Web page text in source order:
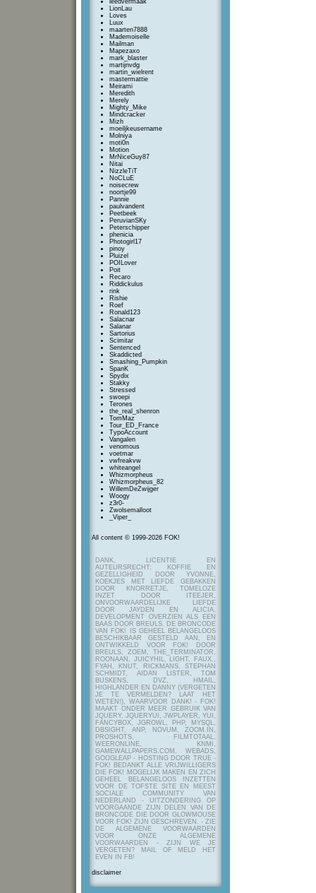
leedvermaak
LionLau
Loves
Luux
maarten7888
Mademoiselle
Mailman
Mapezaxo
mark_blaster
martijnvdg
martin_wielrent
mastermattie
Meirami
Meredith
Merely
Mighty_Mike
Mindcracker
Mizh
moeiljkeusername
Molniya
moti0n
Motion
MrNiceGuy87
Nitai
NizzleTiT
NoCLuE
noisecrew
noortje99
Pannie
paulvandent
Peetbeek
PeruvianSKy
Peterschipper
phenicia
Photogirl17
pinoy
Pluizel
POILover
Poit
Recaro
Riddickulus
rink
Rishie
Roef
Ronald123
Salacnar
Salanar
Sartorius
Scimitar
Sentenced
Skaddicted
Smashing_Pumpkin
SpanK
Spydix
Stakky
Stressed
swoepi
Terones
the_real_shenron
TomMaz
Tour_ED_France
TypoAccount
Vangalen
venomous
voetmar
vwfreakvw
whiteangel
Whizmorpheus
Whizmorpheus_82
WillemDeZwijger
Woogy
z3r0-
Zwolsemalloot
_Viper_
All content © 1999-2026 FOK!
DANK, LICENTIE EN
AUTEURSRECHT: KOFFIE EN
GEZELLIGHEID DOOR YVONNE,
KOEKJES MET LIEFDE GEBAKKEN
DOOR KNORRETJE, TOMELOZE
INZET DOOR ITEEJER,
ONVOORWAARDELIJKE LIEFDE
DOOR JAYDEN EN ALICIA,
DEVELOPMENT OVERZIEN ALS EEN
BAAS DOOR BREULS. DE BRONCODE
VAN FOK! IS GEHEEL BELANGELOOS
BESCHIKBAAR GESTELD AAN, EN
ONTWIKKELD VOOR FOK! DOOR
BREULS, ZOEM, THE_TERMINATOR,
ROONAAN, JUICYHIL, LIGHT, FAUX.,
FYAH, KNUT, RICKMANS, STEPHAN
SCHMIDT, AIDAN LISTER, TOM
BUSKENS, DVZ, HMAIL,
HIGHLANDER EN DANNY (VERGETEN
JE TE VERMELDEN? LAAT HET
WETEN!), WAARVOOR DANK! - FOK!
MAAKT ONDER MEER GEBRUIK VAN
JQUERY, JQUERYUI, JWPLAYER, YUI,
FANCYBOX, JGROWL, PHP, MYSQL,
DBSIGHT, ANP, NOVUM, ZOOM.IN,
PROSHOTS, FILMTOTAAL,
WEERONLINE, KNMI,
GAMEWALLPAPERS.COM, WEBADS,
GOOGLEAP - HOSTING DOOR TRUE -
FOK! BEDANKT ALLE VRIJWILLIGERS
DIE FOK! MOGELIJK MAKEN EN ZICH
GEHEEL BELANGELOOS INZETTEN
VOOR DE TOFSTE SITE EN MEEST
SOCIALE COMMUNITY VAN
NEDERLAND - UITZONDERING OP
VOORGAANDE ZIJN DELEN VAN DE
BRONCODE DIE DOOR GLOWMOUSE
VOOR FOK! ZIJN GESCHREVEN. - ZIE
DE ALGEMENE VOORWAARDEN
VOOR ONZE ALGEMENE
VOORWAARDEN - ZIJN WE JE
VERGETEN? MAIL OF MELD HET
EVEN IN FB!
disclaimer